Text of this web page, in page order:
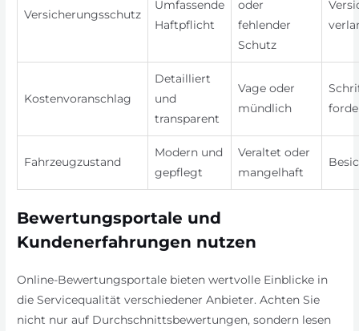
Versicherungsschutz
Umfassende
Haftpflicht
oder
fehlender
Schutz
Kostenvoranschlag
Detailliert
und
transparent
Vage oder
mündlich
Fahrzeugzustand
Modern und
gepflegt
Veraltet oder
mangelhaft
Bewertungsportale und
Kundenerfahrungen nutzen
Online-Bewertungsportale bieten wertvolle Einblicke in
die Servicequalität verschiedener Anbieter. Achten Sie
nicht nur auf Durchschnittsbewertungen, sondern lesen